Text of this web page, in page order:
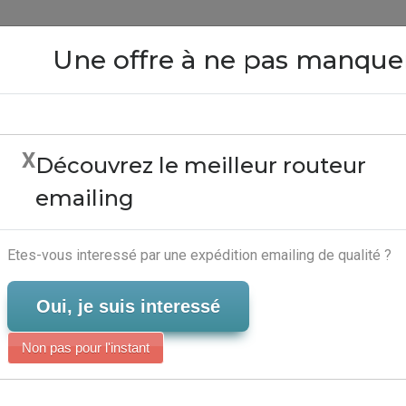
Avec Excel -
Close
Une offre à ne pas
XDécouvrez le meilleur routeur
emailing
Etes-vous interessé par une expédition emailing de qualité ?
Oui, je suis interessé
Non pas pour l'instant